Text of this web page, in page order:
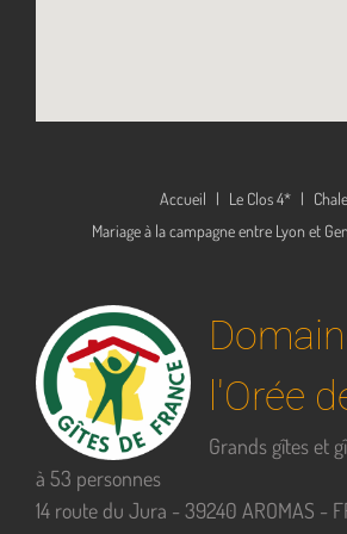
Accueil Le Clos 4*
Mariage à la campagne entre Lyon et
l'Orée
Grands gîtes et
à 53 personnes
14 route du Jura - 39240 AROMAS -